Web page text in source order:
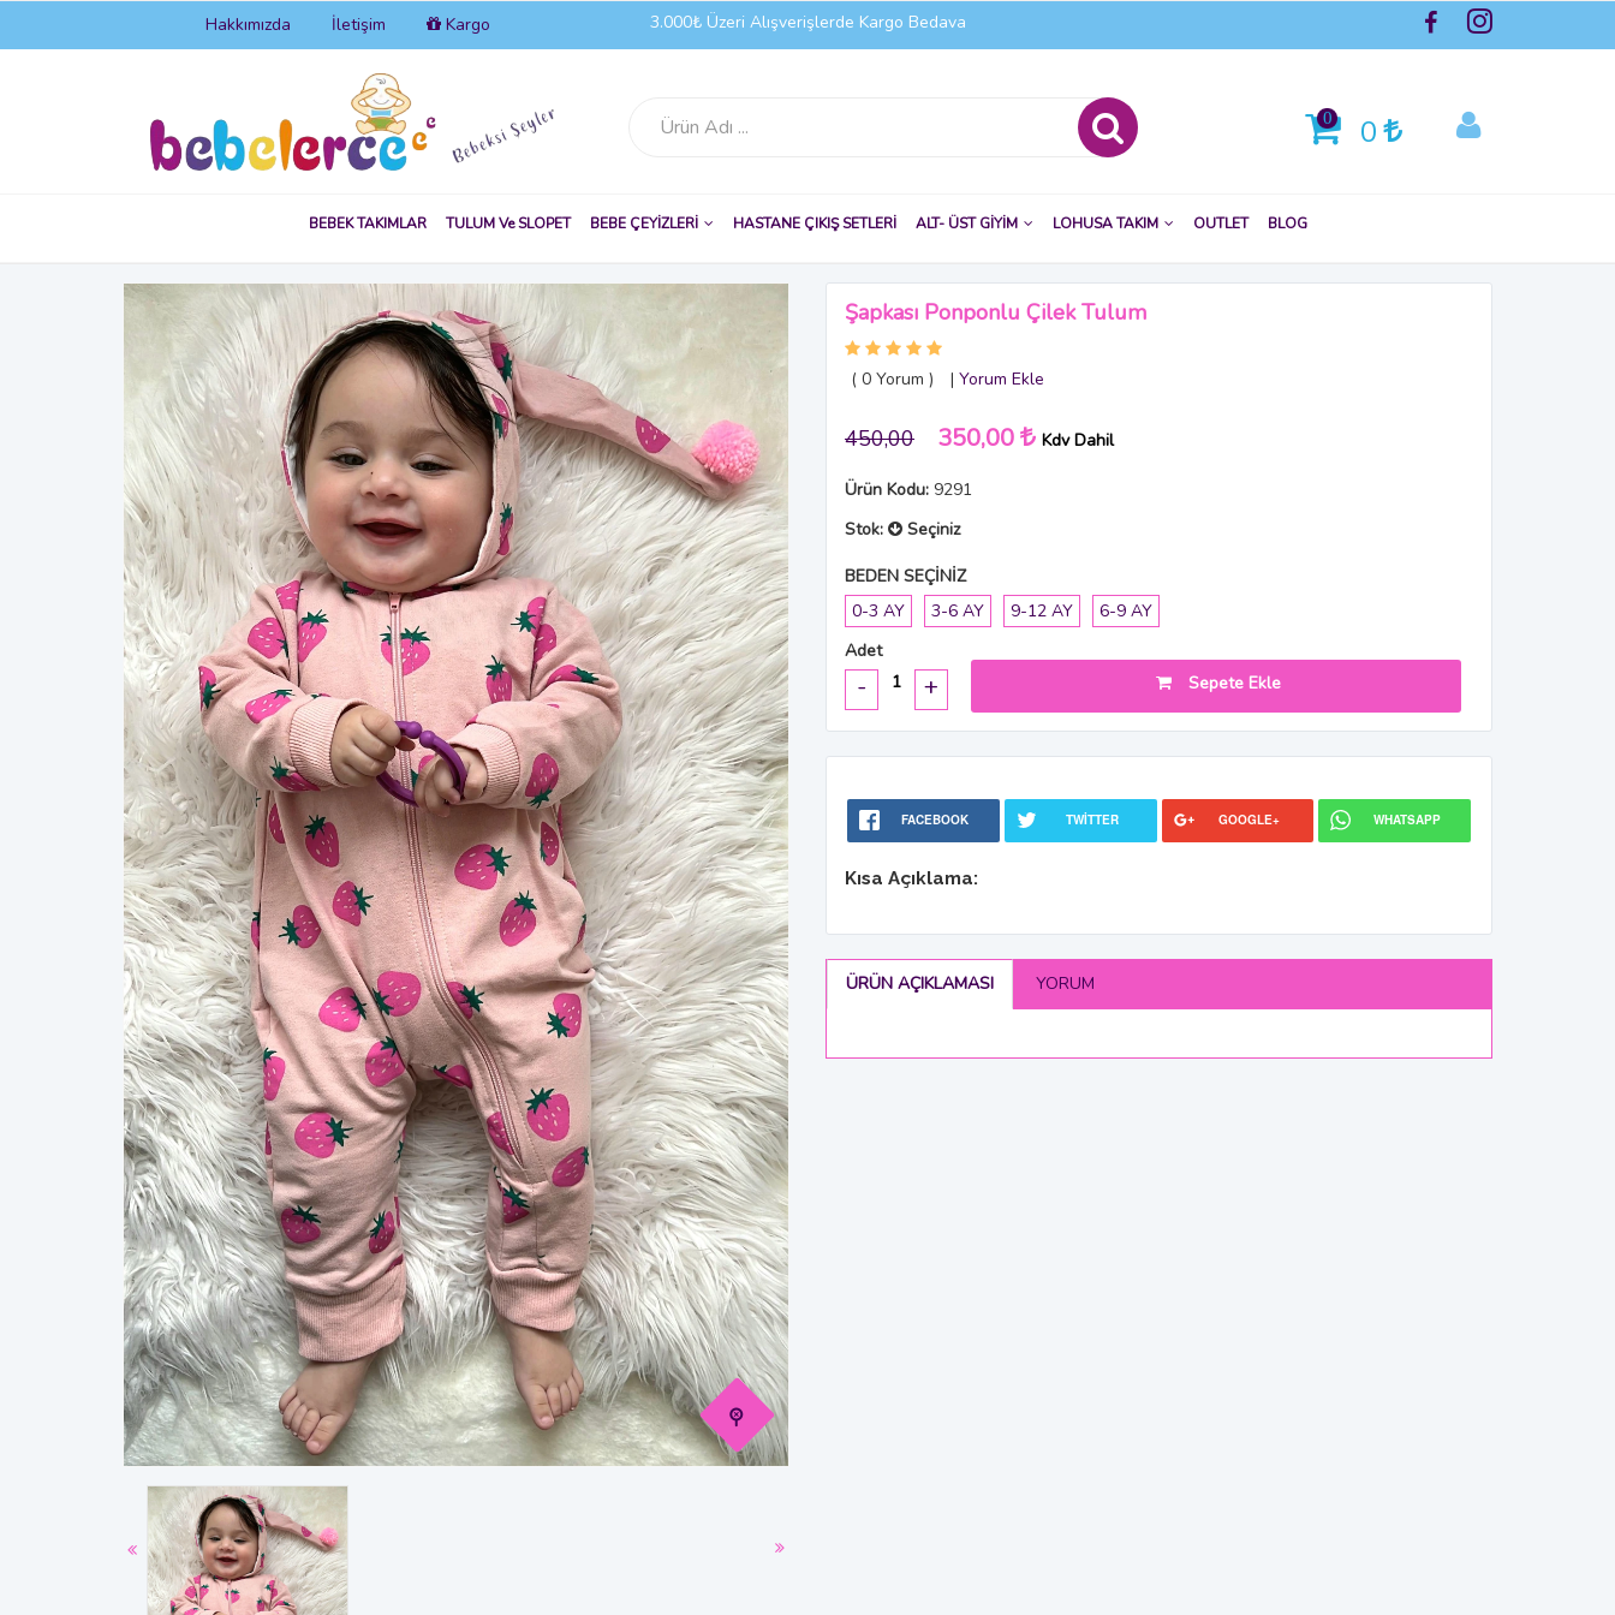
Hakkımızda İletişim Kargo 3.000₺ Üzeri Alışverişlerde Kargo Bedava
0 0
BEBEK TAKIMLAR TULUM Ve SLOPET BEBE ÇEYİZLERİ HASTANE ÇIKIŞ SETLERİ ALT- ÜST GİYİM LOHUSA TAKIM OUTLET BLOG
Şapkası Ponponlu Çilek Tulum
( 0 Yorum ) | Yorum Ekle
450,00 350,00 Kdv Dahil
Ürün Kodu: 9291
Stok:
Seçiniz
BEDEN SEÇİNİZ
0-3 AY
3-6 AY 9-12 AY
6-9 AY
Adet
- + Sepete Ekle
FACEBOOK TWITTER GOOGLE+ WHATSAPP
Kısa Açıklama:
ÜRÜN AÇIKLAMASI YORUM